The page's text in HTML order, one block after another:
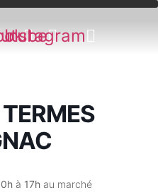
Instagram
à 17h au marché